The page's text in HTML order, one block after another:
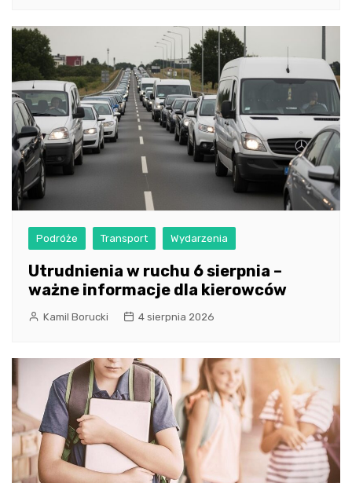
Podróże Transport Wydarzenia
Utrudnienia w ruchu 6 sierpnia –
ważne informacje dla kierowców
Kamil Borucki 4 sierpnia 2026